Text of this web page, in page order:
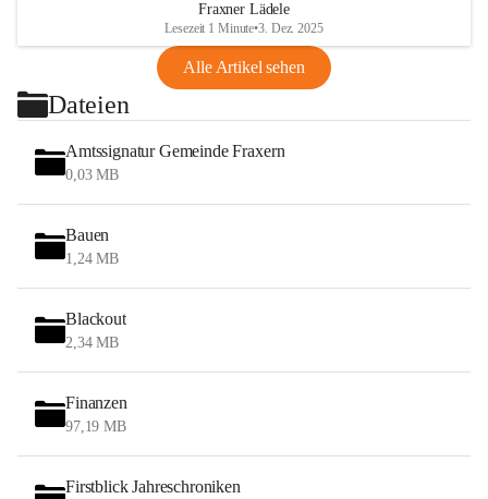
Fraxner Lädele
Lesezeit 1 Minute•3. Dez. 2025
Alle Artikel sehen
Dateien
Amtssignatur Gemeinde Fraxern
0,03 MB
Bauen
1,24 MB
Blackout
2,34 MB
Finanzen
97,19 MB
Firstblick Jahreschroniken